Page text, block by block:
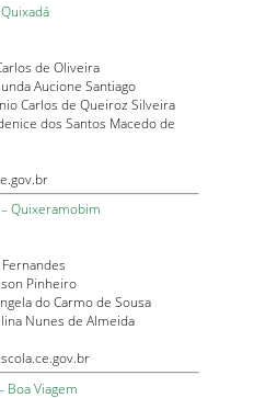
de Oliveira
Aucione Santiago
Carlos de Queiroz Silveira
dos Santos Macedo de
– Quixeramobim
Pinheiro
do Carmo de Sousa
Nunes de Almeida
Boa Viagem